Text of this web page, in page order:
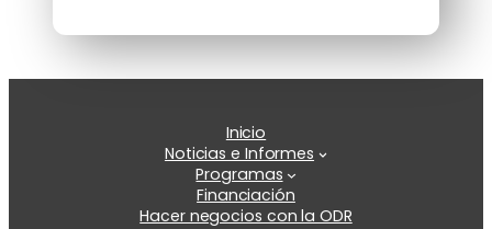
Inicio
Noticias e Informes
Programas
Financiación
Hacer negocios con la ODR